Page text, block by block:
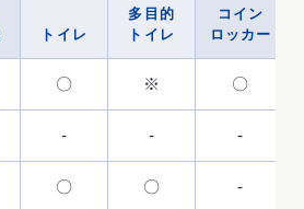
コイン
ロッカー
トイレ
多目的
トイレ
〇 ※ 〇
- - -
〇 〇 -